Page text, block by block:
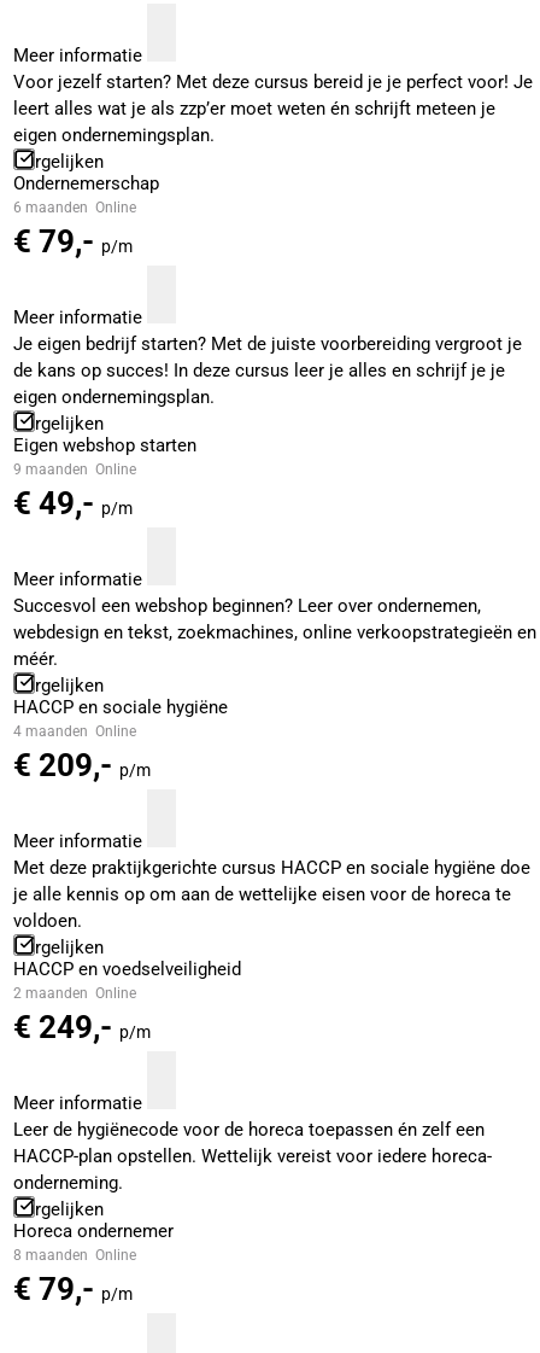
Meer informatie
Voor jezelf starten? Met deze cursus bereid je je perfect voor! Je
leert alles wat je als zzp’er moet weten én schrijft meteen je
eigen ondernemingsplan.
Vergelijken
Ondernemerschap
6 maanden Online
€ 79,- p/m
Meer informatie
Je eigen bedrijf starten? Met de juiste voorbereiding vergroot je
de kans op succes! In deze cursus leer je alles en schrijf je je
eigen ondernemingsplan.
Vergelijken
Eigen webshop starten
9 maanden Online
€ 49,- p/m
Meer informatie
Succesvol een webshop beginnen? Leer over ondernemen,
webdesign en tekst, zoekmachines, online verkoopstrategieën en
méér.
Vergelijken
HACCP en sociale hygiëne
4 maanden Online
€ 209,- p/m
Meer informatie
Met deze praktijkgerichte cursus HACCP en sociale hygiëne doe
je alle kennis op om aan de wettelijke eisen voor de horeca te
voldoen.
Vergelijken
HACCP en voedselveiligheid
2 maanden Online
€ 249,- p/m
Meer informatie
Leer de hygiënecode voor de horeca toepassen én zelf een
HACCP-plan opstellen. Wettelijk vereist voor iedere horeca-
onderneming.
Vergelijken
Horeca ondernemer
8 maanden Online
€ 79,- p/m